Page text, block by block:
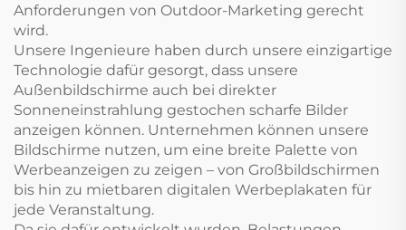
Anforderungen von Outdoor-Marketing gerecht
wird.
Unsere Ingenieure haben durch unsere einzigartige
Technologie dafür gesorgt, dass unsere
Außenbildschirme auch bei direkter
Sonneneinstrahlung gestochen scharfe Bilder
anzeigen können. Unternehmen können unsere
Bildschirme nutzen, um eine breite Palette von
Werbeanzeigen zu zeigen – von Großbildschirmen
bis hin zu mietbaren digitalen Werbeplakaten für
jede Veranstaltung.